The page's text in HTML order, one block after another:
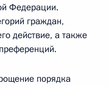
Федерации.
граждан,
действие, а также
порядка